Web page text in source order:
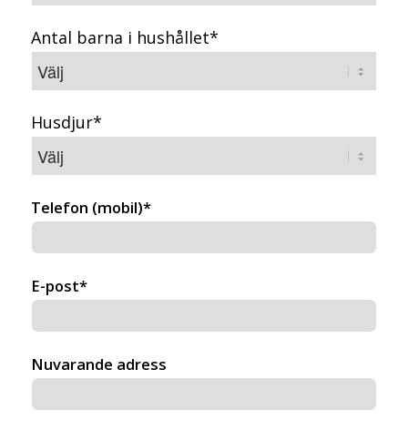
Antal barna i hushållet*
Husdjur*
Telefon (mobil)*
E-post*
Nuvarande adress